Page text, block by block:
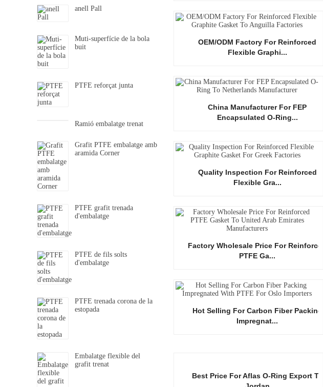
anell Pall
Muti-superfície de la bola
buit
PTFE reforçat junta
Ramió embalatge trenat
Grafit PTFE embalatge amb
aramida Corner
PTFE grafit trenada
d'embalatge
PTFE de fils solts
d'embalatge
PTFE trenada corona de la
estopada
Embalatge flexible del
grafit trenat
OEM/ODM Factory For Reinforced
Flexible Graphi...
China Manufacturer For FEP
Encapsulated O-Ring...
Quality Inspection For Reinforced
Flexible Gra...
Factory Wholesale Price For Reinforced
PTFE Ga...
Hot Selling For Carbon Fiber Packing
Impregnat...
Best Price For Aflas O-Ring Export To